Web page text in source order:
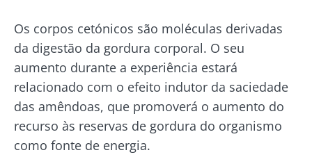
Os corpos cetónicos são moléculas derivadas
da digestão da gordura corporal. O seu
aumento durante a experiência estará
relacionado com o efeito indutor da saciedade
das amêndoas, que promoverá o aumento do
recurso às reservas de gordura do organismo
como fonte de energia.
Ligeiramente
efervescente,
com um toque
naturalmente
rico em
microrganismos
vivos, o kefir
vem conq...
intestinal
Prefere
iogurte,
queijo
fresco ou
skyr? Estes
produtos
23/07/
uma